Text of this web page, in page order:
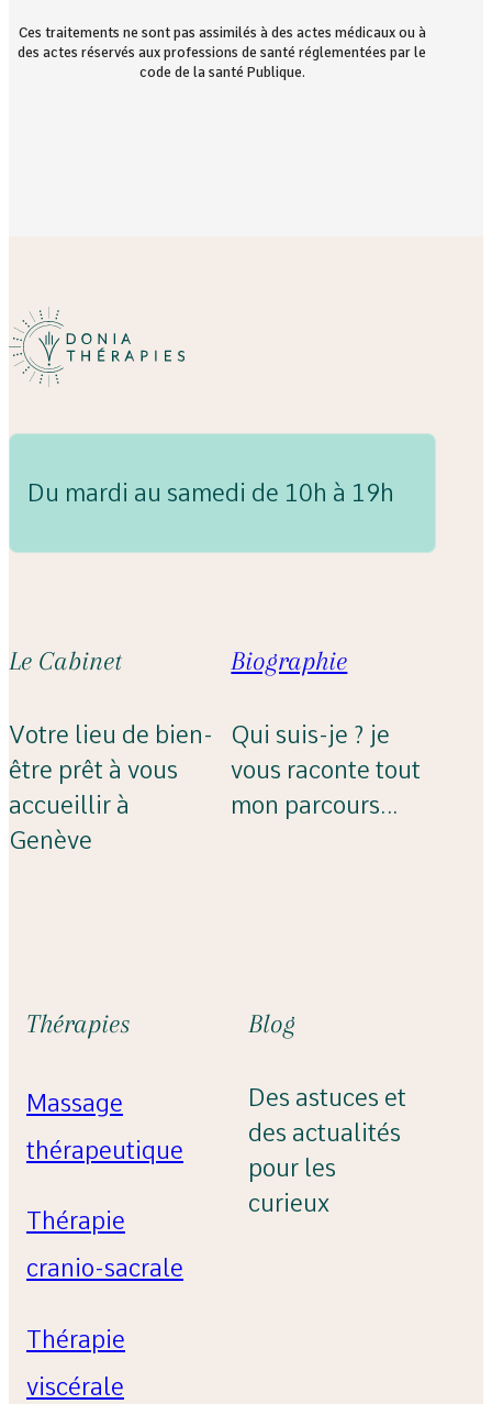
Ces traitements ne sont pas assimilés à des actes médicaux ou à
des actes réservés aux professions de santé réglementées par le
code de la santé Publique.
Du mardi au samedi de 10h à 19h
Le Cabinet
Votre lieu de bien-
être prêt à vous
accueillir à
Genève
Blog
Des astuces et
des actualités
pour les
curieux
Thérapies
Massage
thérapeutique
Thérapie
cranio-sacrale
Thérapie
viscérale
Biographie
Qui suis-je ? je
vous raconte tout
mon parcours…